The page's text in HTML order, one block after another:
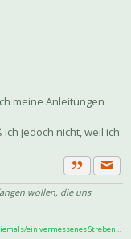
meine Anleitungen
jedoch nicht, weil ich
Zitat
wollen, die uns
ein vermessenes Streben...